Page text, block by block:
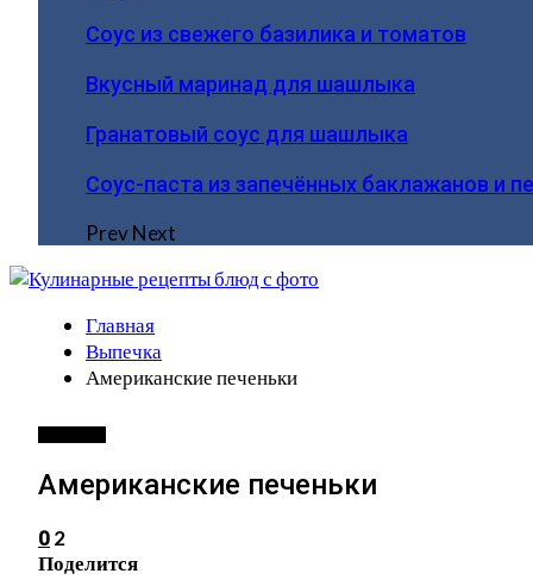
Соус из свежего базилика и томатов
Вкусный маринад для шашлыка
Гранатовый соус для шашлыка
Соус-паста из запечённых баклажанов и
PrevNext
Главная
Выпечка
Американские печеньки
Американские печеньки
0 2
Поделится